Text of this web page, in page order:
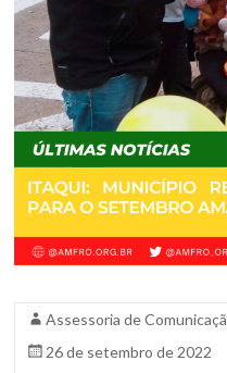
Assessoria de
26 de setembro de 2022